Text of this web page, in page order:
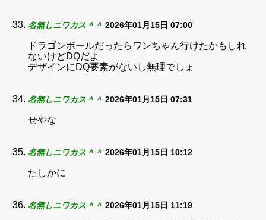
名無しニワカス＾＾ 2026年01月15日 07:00
ドラゴンボールだったらワンちゃん行けたかもしれ
ないけどDQだよ
デザインにDQ要素がないし無理でしょ
名無しニワカス＾＾ 2026年01月15日 07:31
せやな
名無しニワカス＾＾ 2026年01月15日 10:12
たしかに
名無しニワカス＾＾ 2026年01月15日 11:19